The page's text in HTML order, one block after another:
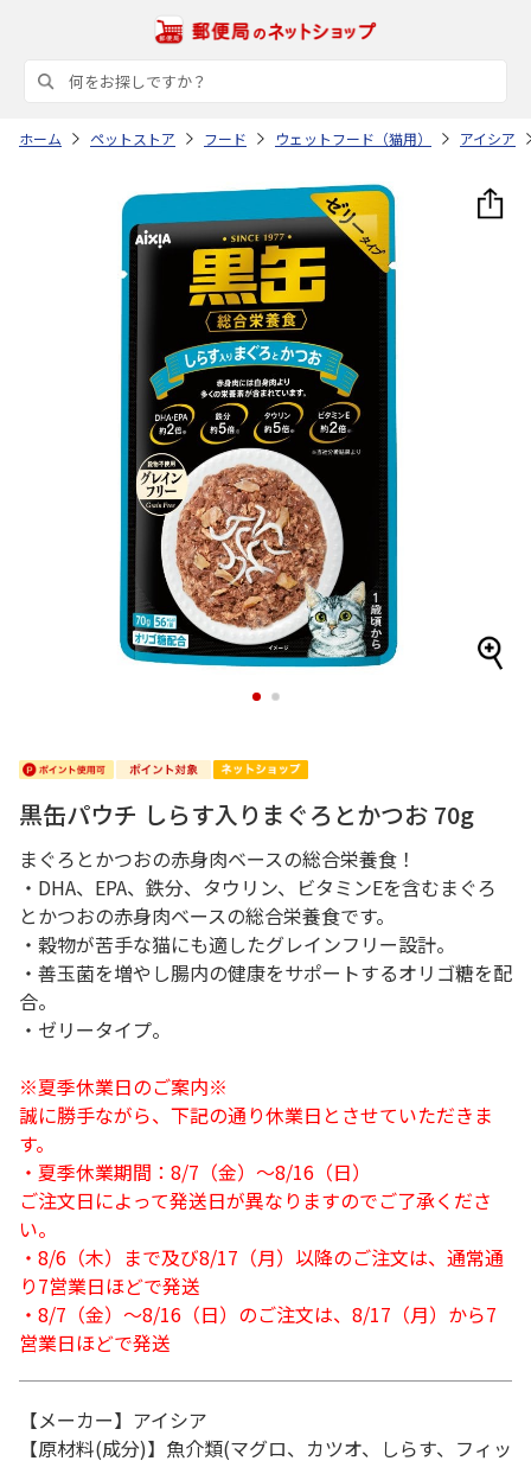
ホーム ペットストア フード ウェットフード（猫用） アイシア
1 2
黒缶パウチ しらす入りまぐろとかつお 70g
まぐろとかつおの赤身肉ベースの総合栄養食！
・DHA、EPA、鉄分、タウリン、ビタミンEを含むまぐろ
とかつおの赤身肉ベースの総合栄養食です。
・穀物が苦手な猫にも適したグレインフリー設計。
・善玉菌を増やし腸内の健康をサポートするオリゴ糖を配
合。
・ゼリータイプ。
※夏季休業日のご案内※
誠に勝手ながら、下記の通り休業日とさせていただきま
す。
・夏季休業期間：8/7（金）～8/16（日）
ご注文日によって発送日が異なりますのでご了承くださ
い。
・8/6（木）まで及び8/17（月）以降のご注文は、通常通
り7営業日ほどで発送
・8/7（金）～8/16（日）のご注文は、8/17（月）から7
営業日ほどで発送
【メーカー】アイシア
【原材料(成分)】魚介類(マグロ、カツオ、しらす、フィッ